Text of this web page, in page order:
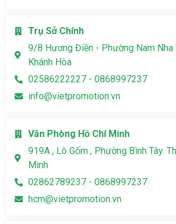
Trụ Sở Chính
9/8 Hương Điền - Phường Nam Nha
Khánh Hòa
02586222227 - 0868997237
info@vietpromotion.vn
Văn Phòng Hồ Chí Minh
919A , Lò Gốm , Phường Bình Tây.
Minh
02862789237 - 0868997237
hcm@vietpromotion.vn